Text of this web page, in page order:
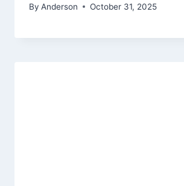
By Anderson October 31, 2025